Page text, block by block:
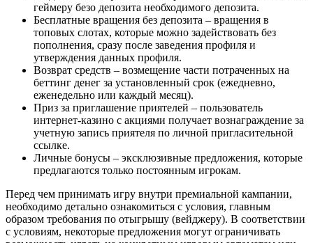
геймеру безо депозита необходимого депозита.
Бесплатные вращения без депозита – вращения в
топовых слотах, которые можно задействовать без
пополнения, сразу после заведения профиля и
утверждения данных профиля.
Возврат средств – возмещение части потраченных на
беттинг денег за установленный срок (ежедневно,
еженедельно или каждый месяц).
Приз за приглашение приятелей – пользователь
интернет-казино с акциями получает вознаграждение за
учетную запись приятеля по личной пригласительной
ссылке.
Личные бонусы – эксклюзивные предложения, которые
предлагаются только постоянным игрокам.
Перед чем принимать игру внутри премиальной кампании,
необходимо детально ознакомиться с условия, главным
образом требования по отыгрышу (вейджеру). В соответствии
с условиям, некоторые предложения могут ограничивать